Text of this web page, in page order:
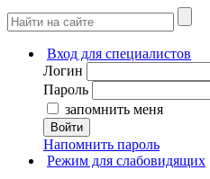
Вход для специалистов
Логин
Пароль
запомнить меня
Войти
Напомнить пароль
Режим для слабовидящих